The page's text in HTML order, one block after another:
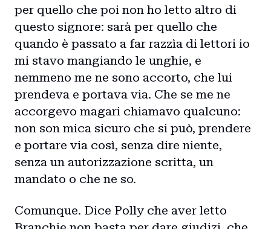
per quello che poi non ho letto altro di
questo signore: sarà per quello che
quando è passato a far razzìa di lettori io
mi stavo mangiando le unghie, e
nemmeno me ne sono accorto, che lui
prendeva e portava via. Che se me ne
accorgevo magari chiamavo qualcuno:
non son mica sicuro che si può, prendere
e portare via così, senza dire niente,
senza un autorizzazione scritta, un
mandato o che ne so.
Comunque. Dice Polly che aver letto